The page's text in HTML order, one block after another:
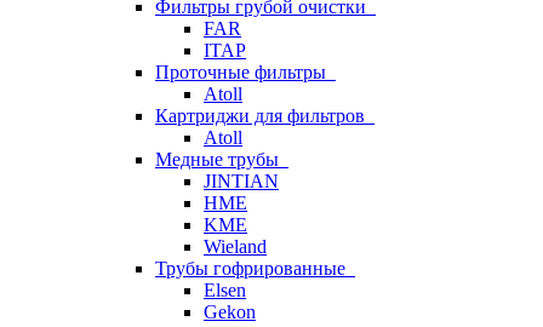
Фильтры грубой очистки
FAR
ITAP
Проточные фильтры
Atoll
Картриджи для фильтров
Atoll
Медные трубы
JINTIAN
HME
KME
Wieland
Трубы гофрированные
Elsen
Gekon